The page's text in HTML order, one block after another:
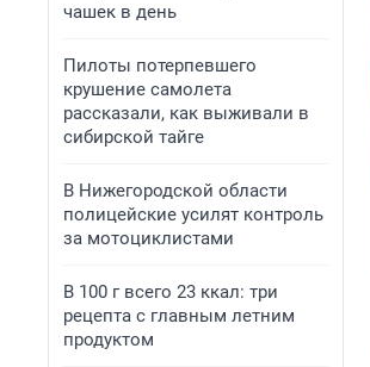
чашек в день
Пилоты потерпевшего
крушение самолета
рассказали, как выживали в
сибирской тайге
В Нижегородской области
полицейские усилят контроль
за мотоциклистами
В 100 г всего 23 ккал: три
рецепта с главным летним
продуктом